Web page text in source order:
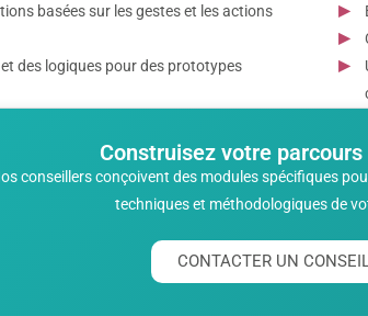
basées sur les gestes et les actions
des logiques pour des prototypes
Construisez votre
conseillers conçoivent des modules spécifiques
techniques et méthodologiques de
CONTACTER UN